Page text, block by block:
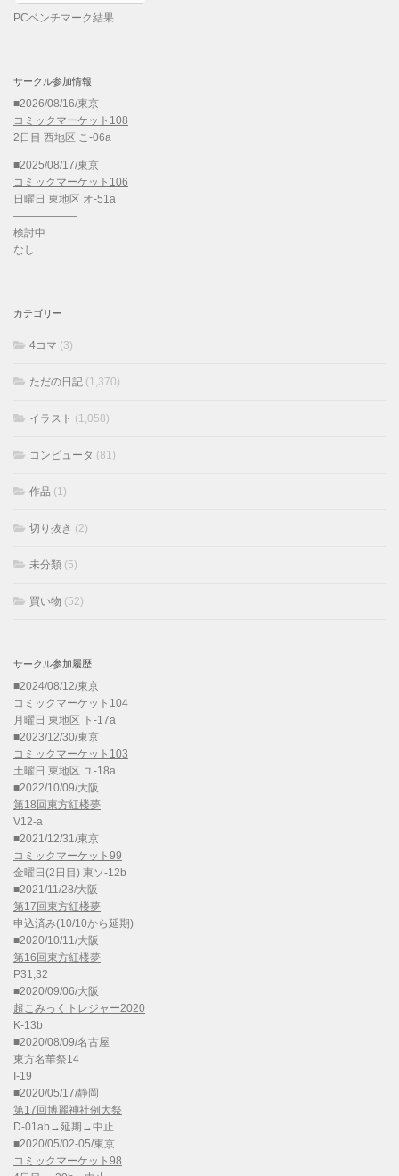
PCベンチマーク結果
サークル参加情報
■2026/08/16/東京
コミックマーケット108
2日目 西地区 こ-06a
■2025/08/17/東京
コミックマーケット106
日曜日 東地区 オ-51a
——————
検討中
なし
カテゴリー
4コマ (3)
ただの日記 (1,370)
イラスト (1,058)
コンピュータ (81)
作品 (1)
切り抜き (2)
未分類 (5)
買い物 (52)
サークル参加履歴
■2024/08/12/東京
コミックマーケット104
月曜日 東地区 ト-17a
■2023/12/30/東京
コミックマーケット103
土曜日 東地区 ユ-18a
■2022/10/09/大阪
第18回東方紅楼夢
V12-a
■2021/12/31/東京
コミックマーケット99
金曜日(2日目) 東ソ-12b
■2021/11/28/大阪
第17回東方紅楼夢
申込済み(10/10から延期)
■2020/10/11/大阪
第16回東方紅楼夢
P31,32
■2020/09/06/大阪
超こみっくトレジャー2020
K-13b
■2020/08/09/名古屋
東方名華祭14
I-19
■2020/05/17/静岡
第17回博麗神社例大祭
D-01ab→延期→中止
■2020/05/02-05/東京
コミックマーケット98